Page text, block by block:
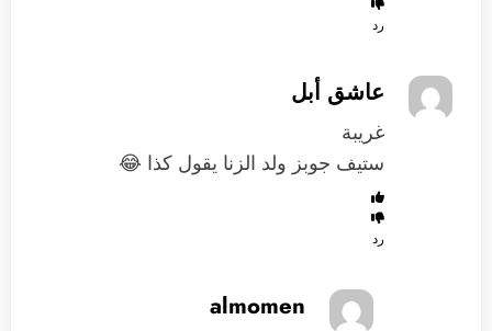
رد
عاشق أبل
غريبة
ستيف جوبز ولد الزنا يقول كذا 😂
رد
almomen